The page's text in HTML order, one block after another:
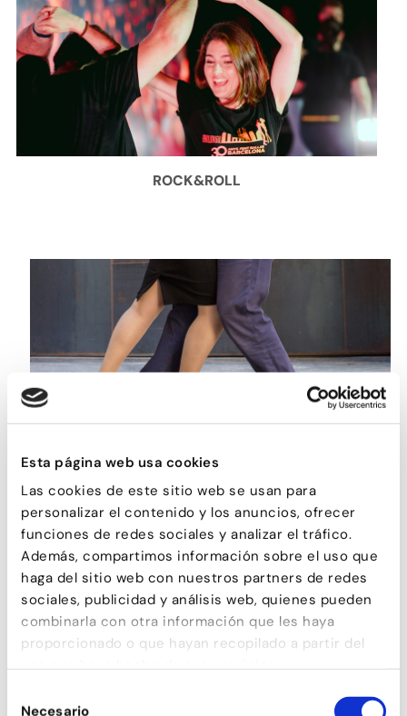
Esta página web usa cookies
Las cookies de este sitio web se usan para
personalizar el contenido y los anuncios, ofrecer
funciones de redes sociales y analizar el tráfico.
Además, compartimos información sobre el uso que
haga del sitio web con nuestros partners de redes
sociales, publicidad y análisis web, quienes pueden
combinarla con otra información que les haya
proporcionado o que hayan recopilado a partir del
uso que haya hecho de sus servicios.
Necesario
ROCK&ROLL
TANGO